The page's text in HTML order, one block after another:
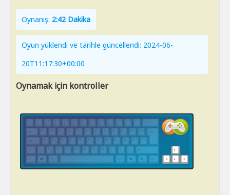
Oynanış: 2:42 Dakika
Oyun yüklendi ve tarihle güncellendi: 2024-06-
20T11:17:30+00:00
Oynamak için kontroller